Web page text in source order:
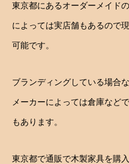
東京都にあるオーダーメイド
によっては実店舗もあるので
可能です。
ブランディングしている場合
メーカーによっては倉庫など
もあります。
東京都で通販で木製家具を購